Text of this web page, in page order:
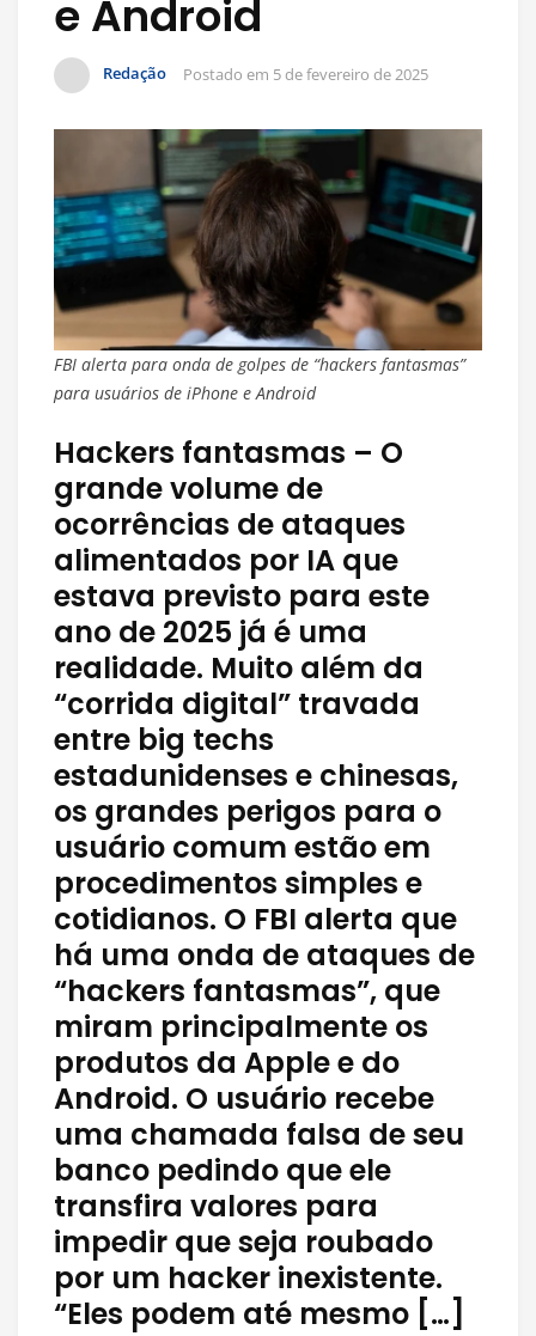
e Android
Redação Postado em 5 de fevereiro de 2025
FBI alerta para onda de golpes de “hackers fantasmas”
para usuários de iPhone e Android
Hackers fantasmas – O
grande volume de
ocorrências de ataques
alimentados por IA que
estava previsto para este
ano de 2025 já é uma
realidade. Muito além da
“corrida digital” travada
entre big techs
estadunidenses e chinesas,
os grandes perigos para o
usuário comum estão em
procedimentos simples e
cotidianos. O FBI alerta que
há uma onda de ataques de
“hackers fantasmas”, que
miram principalmente os
produtos da Apple e do
Android. O usuário recebe
uma chamada falsa de seu
banco pedindo que ele
transfira valores para
impedir que seja roubado
por um hacker inexistente.
“Eles podem até mesmo […]